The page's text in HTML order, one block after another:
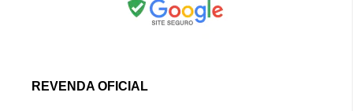
REVENDA OFICIAL